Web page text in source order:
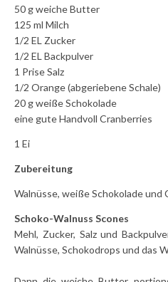
50 g weiche Butter
125 ml Milch
1/2 EL Zucker
1/2 EL Backpulver
1 Prise Salz
1/2 Orange (abgeriebene Schale)
20 g weiße Schokolade
eine gute Handvoll Cranberries
1 Ei
Zubereitung
Walnüsse, weiße Schokolade und
Schoko-Walnuss Scones
Mehl, Zucker, Salz und
Walnüsse, Schokodrops und das